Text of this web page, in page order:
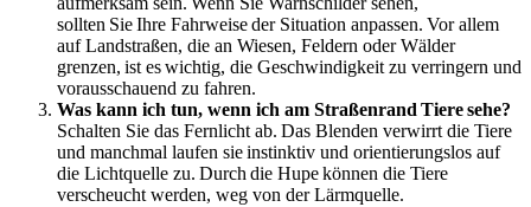
sollten Sie Ihre Fahrweise der Situation anpassen. Vor allem
auf Landstraßen, die an Wiesen, Feldern oder Wälder
grenzen, ist es wichtig, die Geschwindigkeit zu verringern und
vorausschauend zu fahren.
Was kann ich tun, wenn ich am Straßenrand Tiere sehe?
Schalten Sie das Fernlicht ab. Das Blenden verwirrt die Tiere
und manchmal laufen sie instinktiv und orientierungslos auf
die Lichtquelle zu. Durch die Hupe können die Tiere
verscheucht werden, weg von der Lärmquelle.